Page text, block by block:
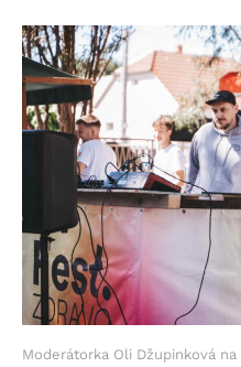
Moderátorka Oli Džupinková